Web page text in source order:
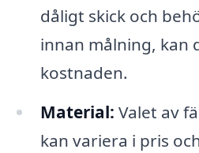
dåligt skick och
innan målning, kan
kostnaden.
Material: Valet av
kan variera i pris